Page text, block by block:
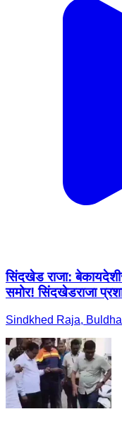
सिंदखेड राजा:
समोर! सिंदखेडराजा
Sindkhed Raja,